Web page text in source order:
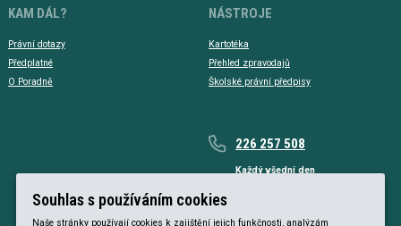
KAM DÁL?
Právní dotazy
Předplatné
O Poradně
NÁSTROJE
Kartotéka
Přehled zpravodajů
Školské právní předpisy
226 257 508
Každý všední den
Souhlas s používáním cookies
Naše stránky používají cookies k zajištění jejich funkčnosti, analýzám